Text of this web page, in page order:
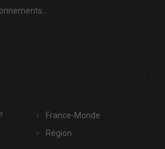
France-Monde
Région